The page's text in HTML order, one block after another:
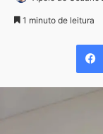
1 minuto de leitura